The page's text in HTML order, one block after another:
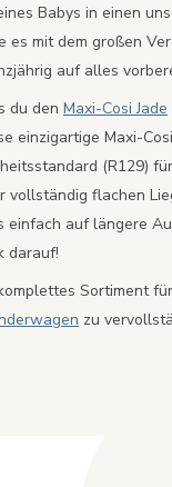
Babys in einen
es mit dem großen
auf alles
du den Maxi-Cosi Jade
einzigartige Maxi-
(R129)
vollständig flachen
einfach auf längere
darauf!
Sortiment für
zu